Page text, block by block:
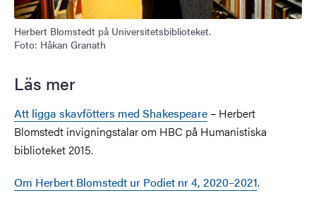
Herbert Blomstedt på Universitetsbiblioteket.
Foto: Håkan Granath
Läs mer
Att ligga skavfötters med Shakespeare – Herbert
Blomstedt invigningstalar om HBC på Humanistiska
biblioteket 2015.
Om Herbert Blomstedt ur Podiet nr 4, 2020–2021.